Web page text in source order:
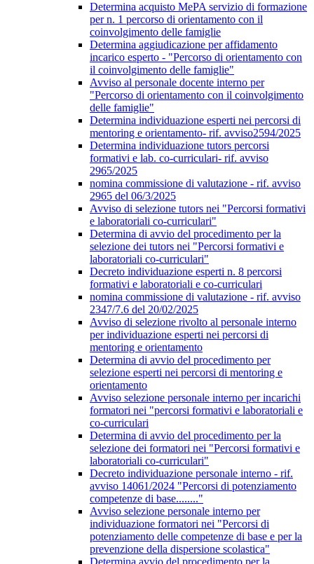
Determina acquisto MePA servizio di formazione
per n. 1 percorso di orientamento con il
coinvolgimento delle famiglie
Determina aggiudicazione per affidamento
incarico esperto - "Percorso di orientamento con
il coinvolgimento delle famiglie"
Avviso al personale docente interno per
"Percorso di orientamento con il coinvolgimento
delle famiglie"
Determina individuazione esperti nei percorsi di
mentoring e orientamento- rif. avviso2594/2025
Determina individuazione tutors percorsi
formativi e lab. co-curriculari- rif. avviso
2965/2025
nomina commissione di valutazione - rif. avviso
2965 del 06/3/2025
Avviso di selezione tutors nei "Percorsi formativi
e laboratoriali co-curriculari"
Determina di avvio del procedimento per la
selezione dei tutors nei "Percorsi formativi e
laboratoriali co-curriculari"
Decreto individuazione esperti n. 8 percorsi
formativi e laboratoriali e co-curriculari
nomina commissione di valutazione - rif. avviso
2347/7.6 del 20/02/2025
Avviso di selezione rivolto al personale interno
per individuazione esperti nei percorsi di
mentoring e orientamento
Determina di avvio del procedimento per
selezione esperti nei percorsi di mentoring e
orientamento
Avviso selezione personale interno per incarichi
formatori nei "percorsi formativi e laboratoriali e
co-curriculari
Determina di avvio del procedimento per la
selezione dei formatori nei "Percorsi formativi e
laboratoriali co-curriculari"
Decreto individuazione personale interno - rif.
avviso 14061/2024 "Percorsi di potenziamento
competenze di base........"
Avviso selezione personale interno per
individuazione formatori nei "Percorsi di
potenziamento delle competenze di base e per la
prevenzione della dispersione scolastica"